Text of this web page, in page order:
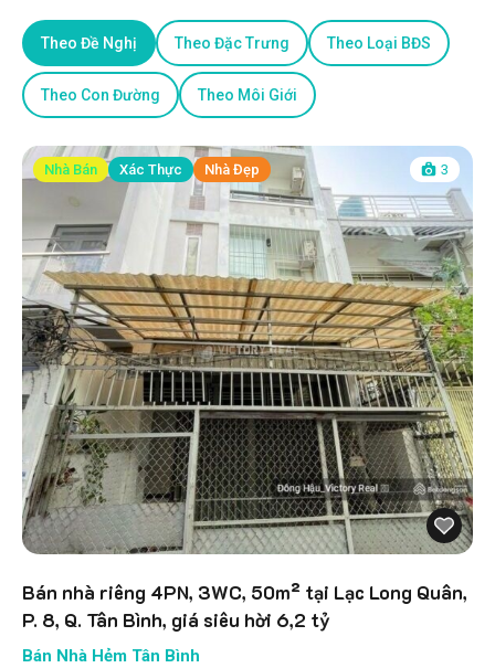
Theo Đề Nghị Theo Đặc Trưng Theo Loại BĐS
Theo Con Đường Theo Môi Giới
Nhà Bán Xác Thực Nhà Đẹp 3
Bán nhà riêng 4PN, 3WC, 50m² tại Lạc Long Quân,
P. 8, Q. Tân Bình, giá siêu hời 6,2 tỷ
Bán Nhà Hẻm Tân Bình